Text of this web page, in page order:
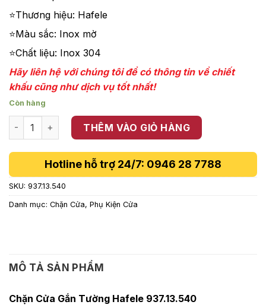
190,000 ₫.
⭐Thương hiệu: Hafele
⭐Màu sắc: Inox mờ
⭐Chất liệu: Inox 304
Hãy liên hệ với chúng tôi để có thông tin về chiết
khấu cũng như dịch vụ tốt nhất!
Còn hàng
Chặn Cửa Gắn Tường 100mm Hafele 937.13.540 số lượng
THÊM VÀO GIỎ HÀNG
Hotline hỗ trợ 24/7: 0946 28 7788
SKU: 937.13.540
Danh mục: Chặn Cửa, Phụ Kiện Cửa
MÔ TẢ SẢN PHẨM
Chặn Cửa Gắn Tường Hafele 937.13.540